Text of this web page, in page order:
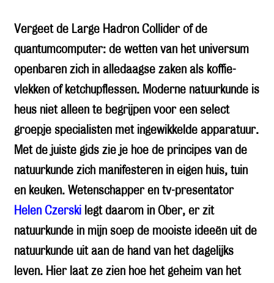
Vergeet de Large Hadron Collider of de
quantumcomputer: de wetten van het universum
openbaren zich in alledaagse zaken als koffie-
vlekken of ketchupflessen. Moderne natuurkunde is
heus niet alleen te begrijpen voor een select
groepje specialisten met ingewikkelde apparatuur.
Met de juiste gids zie je hoe de principes van de
natuurkunde zich manifesteren in eigen huis, tuin
en keuken. Wetenschapper en tv-presentator
Helen Czerski legt daarom in Ober, er zit
natuurkunde in mijn soep de mooiste ideeën uit de
natuurkunde uit aan de hand van het dagelijks
leven. Hier laat ze zien hoe het geheim van het